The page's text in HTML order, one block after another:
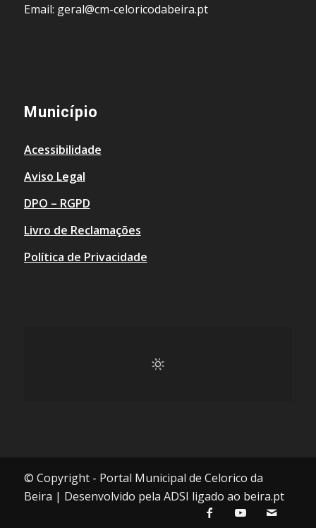
Email: geral@cm-celoricodabeira.pt
Município
Acessibilidade
Aviso Legal
DPO – RGPD
Livro de Reclamações
Política de Privacidade
© Copyright - Portal Municipal de Celorico da
Beira | Desenvolvido pela ADSI ligado ao beira.pt